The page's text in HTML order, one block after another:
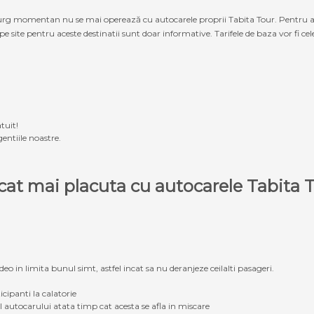
momentan nu se mai operează cu autocarele proprii Tabita Tour. Pentru
site pentru aceste destinatii sunt doar informative. Tarifele de baza vor fi
noastre.
mai placuta cu autocarele Tabita
in limita bunul simt, astfel incat sa nu deranjeze ceilalti pasageri.
la calatorie
atata timp cat acesta se afla in miscare